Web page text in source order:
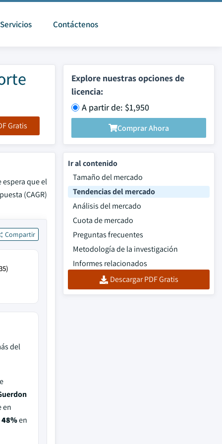
Contáctenos
Gratis
Explore nuestras opciones de
licencia:
A partir de: $1,950
Comprar Ahora
espera que el
(CAGR)
Compartir
del
en
48%en
Ir al contenido
Tamaño del mercado
Tendencias del mercado
Análisis del mercado
Cuota de mercado
Preguntas frecuentes
Metodología de la investigación
Informes relacionados
Descargar PDF Gratis